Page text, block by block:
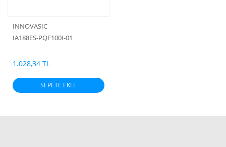
INNOVASIC
IA188ES-PQF100I-01
1.028,34 TL
SEPETE EKLE